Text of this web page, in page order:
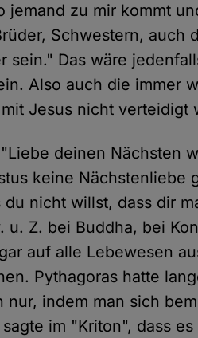
jemand zu mir kommt
Schwestern, auch
sein." Das wäre
Also auch die immer
Jesus nicht verteidigt
deinen Nächsten
keine Nächstenliebe
du nicht willst, dass dir
u. Z. bei Buddha, bei
auf alle Lebewesen
Pythagoras hatte
nur, indem man sich
im "Kriton", dass